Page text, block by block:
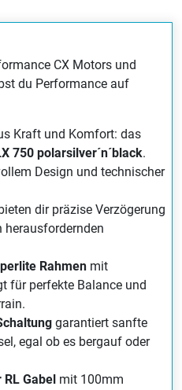
CX Motors und
du Performance auf
Kraft und Komfort: das
750 polarsilver´n´black.
Design und technischer
dir präzise Verzögerung
herausfordernden
Rahmen mit
für perfekte Balance und
garantiert sanfte
egal ob es bergauf oder
RL Gabel mit 100mm